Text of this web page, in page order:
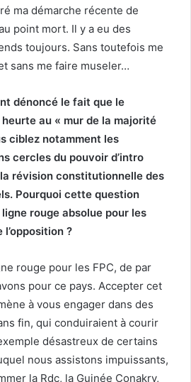
ma démarche récente de
point mort. Il y a eu des
toujours. Sans toutefois me
sans me faire museler…
dénoncé le fait que le
au « mur de la majorité
ciblez notamment les
cercles du pouvoir d’intro
révision constitutionnelle des
Pourquoi cette question
rouge absolue pour les
l’opposition ?
rouge pour les FPC, de par
pour ce pays. Accepter cet
à vous engager dans des
fin, qui conduiraient à courir
désastreux de certains
nous assistons impuissants,
la Rdc, la Guinée Conakry,